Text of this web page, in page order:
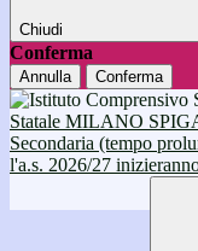
Chiudi
Conferma
Annulla Conferma
Statale MILANO
Secondaria (tempo
l'a.s. 2026/27